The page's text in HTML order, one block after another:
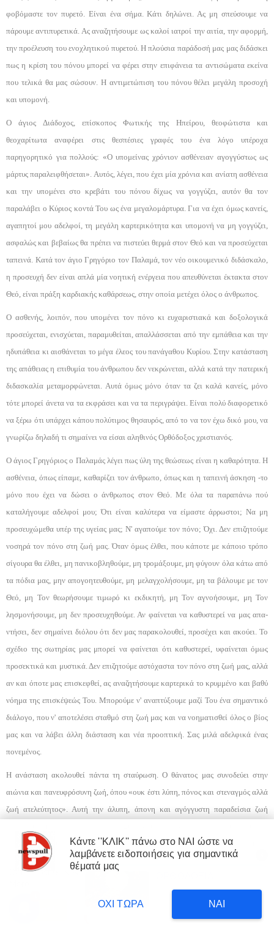
φοβόμαστε τον πυρετό. Είναι ένα σήμα. Κάτι δηλώνει. Ας μη σπεύσουμε να
πάρουμε αντιπυρετικά. Ας αναζητήσουμε ως καλοί ιατροί την αιτία, την αφορμή,
την προέλευση του ενοχλητικού πυρετού. Η πλούσια παράδοσή μας μας δι­δάσκει
πως η κρίση του πόνου μπορεί να φέρει στην επιφάνεια τα αντισώματα εκείνα
που τελικά θα μας σώσουν. Η αντιμετώπιση του πόνου θέλει μεγάλη προσοχή
και υπομονή.
Ο άγιος Διάδοχος, επίσκοπος Φωτικής της Ηπεί­ρου, θεοφώτιστα και
θεοχαρίτωτα αναφέρει στις θε­σπέσιες γραφές του ένα λόγο υπέροχα
παρηγορητικό για πολλούς: «Ο υπομείνας χρόνιον ασθένειαν αγογ­γύστως ως
μάρτυς παραλειφθήσεται». Αυτός, λέγει, που έχει μία χρόνια και ανίατη ασθένεια
και την υπο­μένει στο κρεβάτι του πόνου δίχως να γογγύζει, αυτόν θα τον
παραλάβει ο Κύριος κοντά Του ως ένα μεγαλο­μάρτυρα. Για να έχει όμως κανείς,
αγαπητοί μου αδελ­φοί, τη μεγάλη καρτερικότητα και υπομονή να μη γογγύζει,
ασφαλώς και βεβαίως θα πρέπει να πιστεύει θερμά στον Θεό και να προσεύχεται
ταπεινά. Κατά τον άγιο Γρηγόριο τον Παλαμά, τον νέο οικουμενικό διδάσκαλο,
η προσευχή δεν είναι απλά μία νοητική ε­νέργεια που απευθύνεται έκτακτα στον
Θεό, είναι πράξη καρδιακής καθάρσεως, στην οποία μετέχει ό­λος ο άνθρωπος.
Ο ασθενής, λοιπόν, που υπομένει τον πόνο κι ευ­χαριστιακά και δοξολογικά
προσεύχεται, ενισχύεται, παραμυθείται, απαλλάσσεται από την εμπάθεια και την
ηδυπάθεια κι αισθάνεται το μέγα έλεος του πανά­γαθου Κυρίου. Στην κατάσταση
της απάθειας η επιθυ­μία του άνθρωπου δεν νεκρώνεται, αλλά κατά την πατερική
διδασκαλία μεταμορφώνεται. Αυτά όμως μόνο όταν τα ζει καλά κανείς, μόνο
τότε μπορεί άνετα να τα εκφράσει και να τα περιγράψει. Είναι πολύ διαφορετικό
να ξέρω ότι υπάρχει κάπου πολύτιμος θησαυ­ρός, από το να τον έχω δικό μου, να
γνωρίζω δηλαδή τι σημαίνει να είσαι αληθινός Ορθόδοξος χριστια­νός.
Ο άγιος Γρηγόριος ο Παλαμάς λέγει πως ύλη της θεώσεως είναι η καθαρότητα. Η
ασθένεια, όπως είπα­με, καθαρίζει τον άνθρωπο, όπως και η ταπεινή ά­σκηση -το
μόνο που έχει να δώσει ο άνθρωπος στον Θεό. Με όλα τα παραπάνω πού
καταλήγουμε αδελφοί μου; Ότι είναι καλύτερα να είμαστε άρρωστοι; Να μη
προσευχώμεθα υπέρ της υγείας μας; Ν' αγαπούμε τον πόνο; Όχι. Δεν επιζητούμε
νοσηρά τον πόνο στη ζωή μας. Όταν όμως έλθει, που κάποτε με κάποιο τρόπο
σίγουρα θα έλθει, μη πανικοβληθούμε, μη τρομάξου­με, μη φύγουν όλα κάτω από
τα πόδια μας, μην απογοητευθούμε, μη μελαγχολήσουμε, μη τα βάλουμε με τον
Θεό, μη Τον θεωρήσουμε τιμωρό κι εκδικητή, μη Τον αγνοήσουμε, μη Τον
λησμονήσουμε, μη δεν προ­σευχηθούμε. Αν φαίνεται να καθυστερεί να μας απα­
ντήσει, δεν σημαίνει διόλου ότι δεν μας παρακολου­θεί, προσέχει και ακούει. Το
σχέδιο της σωτηρίας μας μπορεί να φαίνεται ότι καθυστερεί, υφαίνεται όμως
προσεκτικά και μυστικά. Δεν επιζητούμε αστόχαστα τον πόνο στη ζωή μας, αλλά
αν και όποτε μας επισκε­φθεί, ας αναζητήσουμε καρτερικά το κρυμμένο και βαθύ
νόημα της επισκέψεώς Του. Μπορούμε ν' ανα­πτύξουμε μαζί Του ένα σημαντικό
διάλογο, που ν' α­ποτελέσει σταθμό στη ζωή μας και να νοηματισθεί ό­λος ο βίος
μας και να λάβει άλλη διάσταση και νέα προοπτική. Σας μιλά αδελφικά ένας
πονεμένος.
Η ανάσταση ακολουθεί πάντα τη σταύρωση. Ο θάνατος μας συνοδεύει στην
αιώνια και πανευφρόσυνη ζωή, όπου «ουκ έστι λύπη, πόνος και στεναγμός αλλά
ζωή ατελεύτητος». Αυτή την άλυπη, άπονη και αγόγγυστη παραδείσια ζωή
παραδώσει εκούσια όλη του τη ζωή στα χέρια του Χριστού, όπως λέμε σε κάθε
θεία λειτουργία του α­γίου Ιωάννου του Χρυσοστόμου.
του είναι μου εύχομαι ταπεινά και προσεύχομαι συνέχεια, αδελφοί πεφιλημένοι,
ο πόνος των ασθενειών, των πειρασμών και των θλίψεων, να μη σας
στρέμματα έγιναν στάχτη επι
κυβέρνησης Μητσοτάκη!
Our website uses cookies to enhance your experience.
Κάντε ''ΚΛΙΚ'' πάνω στο ΝΑΙ ώστε να
λαμβάνετε ειδοποιήσεις για σημαντικά
θέματά μας
ΝΑΙ
ΟΧΙ ΤΩΡΑ